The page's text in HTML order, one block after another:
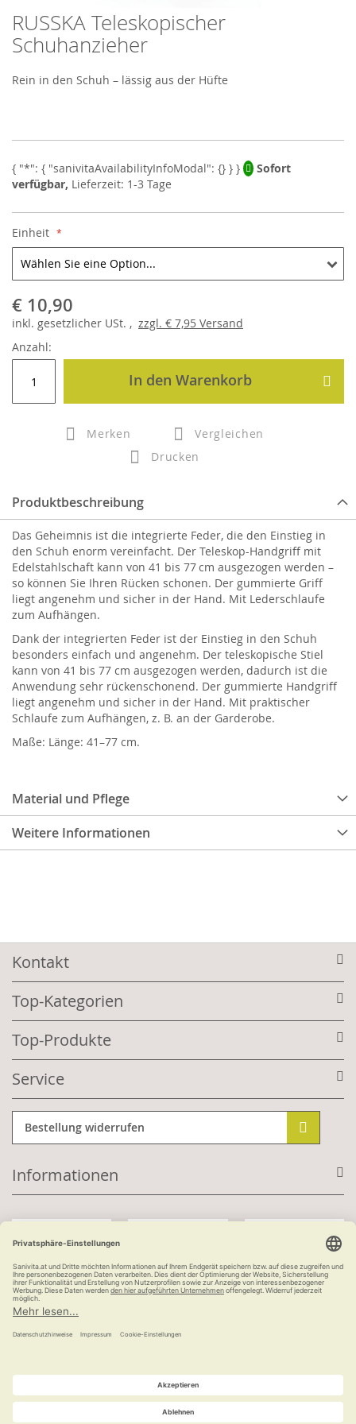
Skip
to
the
of
RUSSKA Teleskopischer
Schuhanzieher
Rein in den Schuh – lässig aus der Hüfte
Sofort
verfügbar, Lieferzeit: 1-3 Tage
Einheit
€ 10,90
inkl. gesetzlicher USt. , zzgl. € 7,95 Versand
Anzahl:
In den Warenkorb
Merken
Vergleichen
Drucken
Produktbeschreibung
Material und Pflege
Weitere Informationen
Das Geheimnis ist die integrierte Feder, die den Einstieg in
den Schuh enorm vereinfacht. Der Teleskop-Handgriff mit
Edelstahlschaft kann von 41 bis 77 cm ausgezogen werden –
so können Sie Ihren Rücken schonen. Der gummierte Griff
liegt angenehm und sicher in der Hand. Mit Lederschlaufe
zum Aufhängen.
Dank der integrierten Feder ist der Einstieg in den Schuh
besonders einfach und angenehm. Der teleskopische Stiel
kann von 41 bis 77 cm ausgezogen werden, dadurch ist die
Anwendung sehr rückenschonend. Der gummierte Handgriff
liegt angenehm und sicher in der Hand. Mit praktischer
Schlaufe zum Aufhängen, z. B. an der Garderobe.
Maße: Länge: 41–77 cm.
Kontakt
Top-Kategorien
Top-Produkte
Service
Bestellung widerrufen
Informationen
Kauf auf Rechnung
versandkostenfrei